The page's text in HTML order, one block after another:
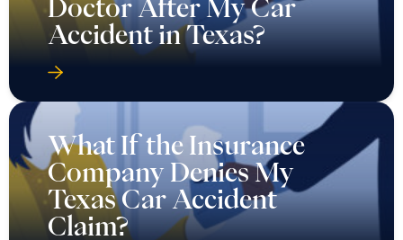
Doctor After My Car
Accident in Texas?
What If the Insurance
Company Denies My
Texas Car Accident
Claim?